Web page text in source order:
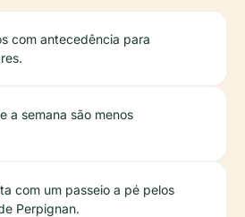
com antecedência para
a semana são menos
com um passeio a pé pelos
Perpignan.